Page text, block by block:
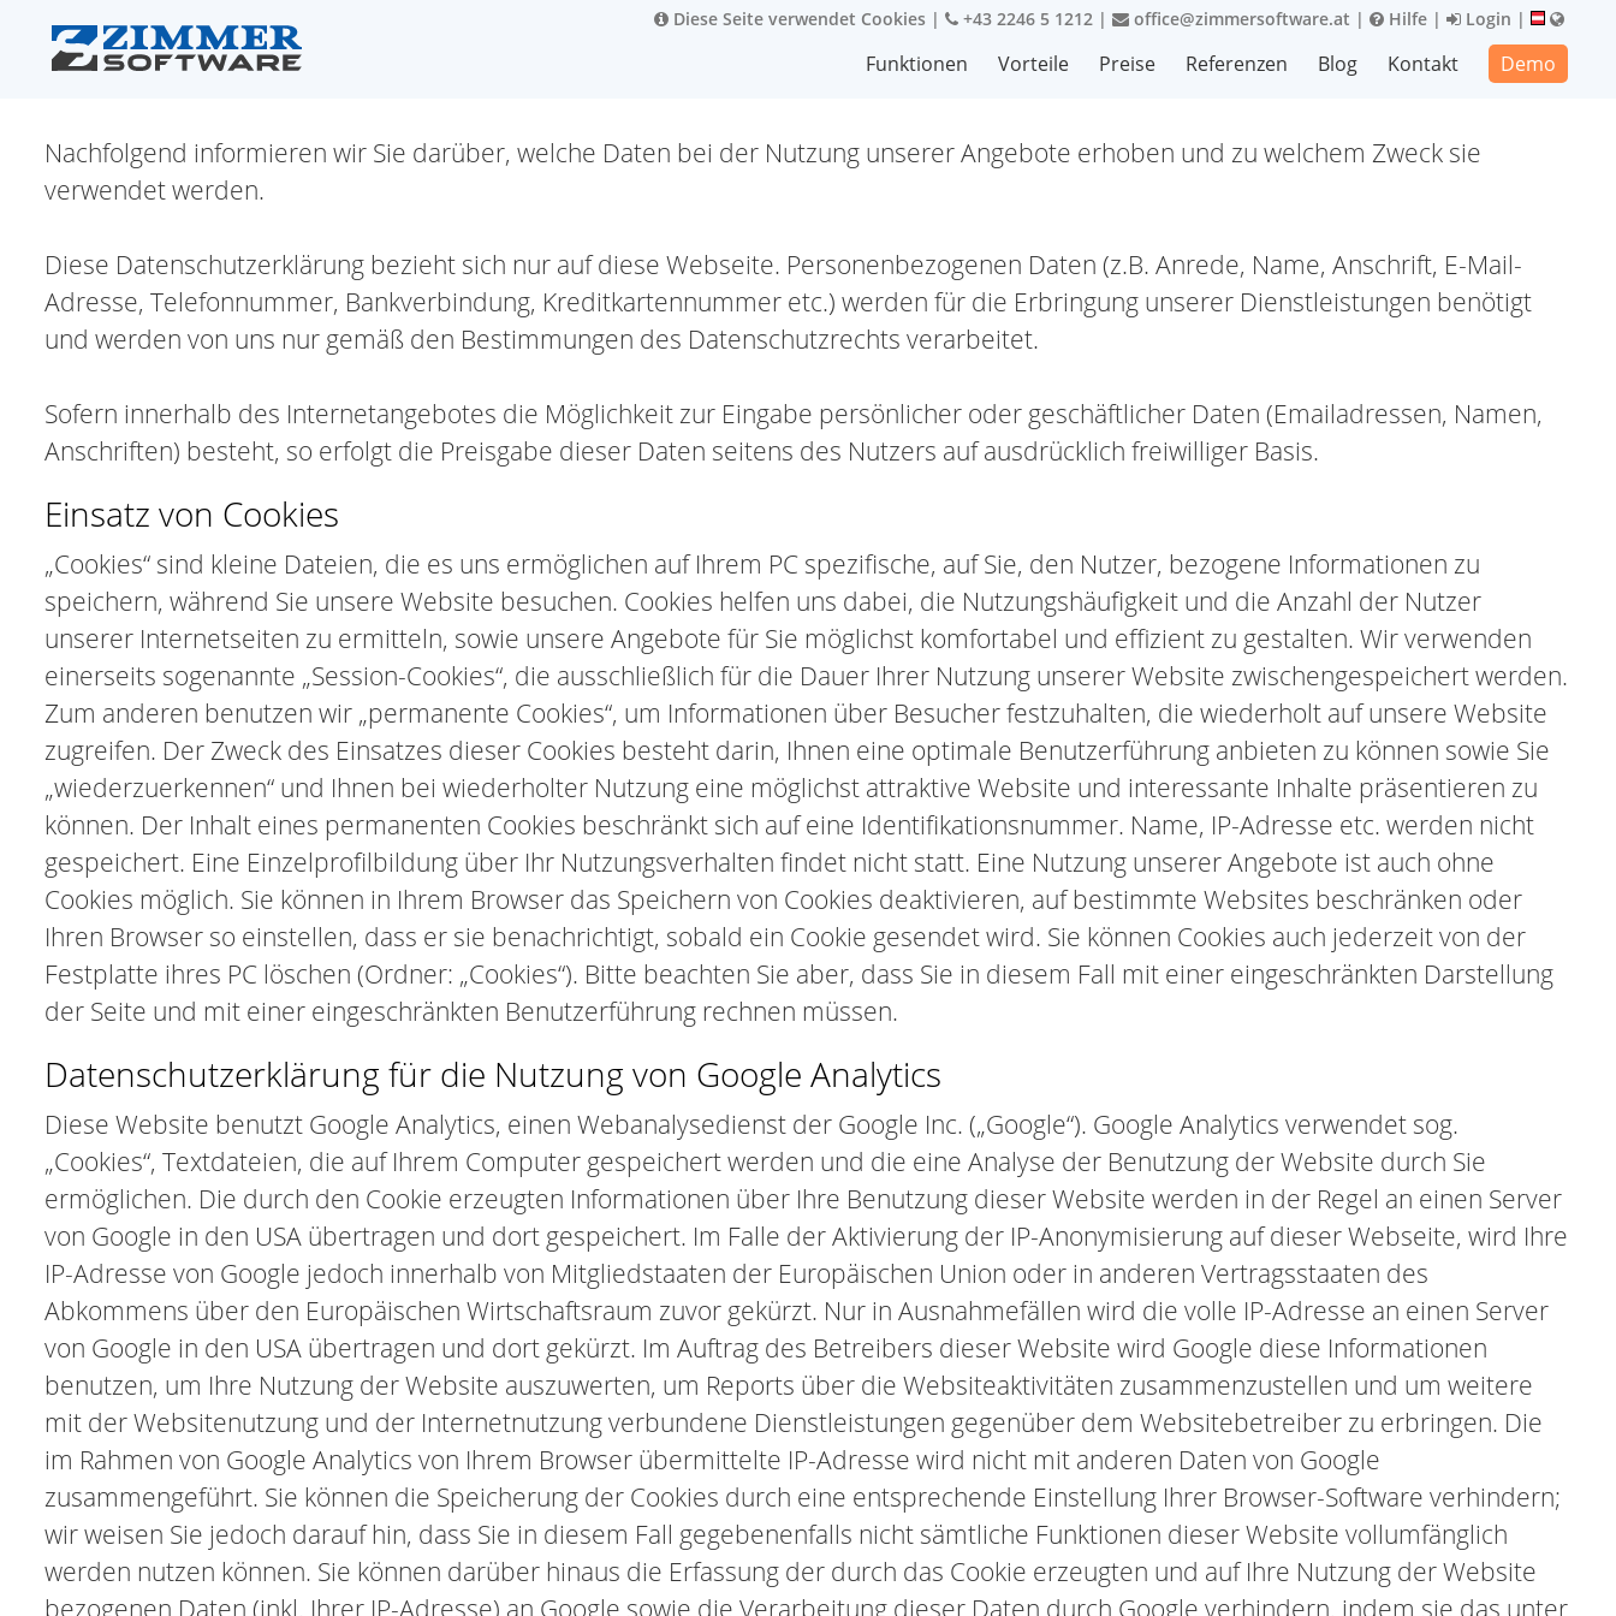
Diese Seite verwendet Cookies | +43 2246 5 1212 | office@zimmersoftware.at | Hilfe | Login |
Funktionen Vorteile Preise Referenzen Blog Kontakt Demo
Nachfolgend informieren wir Sie darüber, welche Daten bei der Nutzung unserer Angebote erhoben und zu welchem Zweck sie
verwendet werden.
Diese Datenschutzerklärung bezieht sich nur auf diese Webseite. Personenbezogenen Daten (z.B. Anrede, Name, Anschrift, E-Mail-
Adresse, Telefonnummer, Bankverbindung, Kreditkartennummer etc.) werden für die Erbringung unserer Dienstleistungen benötigt
und werden von uns nur gemäß den Bestimmungen des Datenschutzrechts verarbeitet.
Sofern innerhalb des Internetangebotes die Möglichkeit zur Eingabe persönlicher oder geschäftlicher Daten (Emailadressen, Namen,
Anschriften) besteht, so erfolgt die Preisgabe dieser Daten seitens des Nutzers auf ausdrücklich freiwilliger Basis.
Einsatz von Cookies
„Cookies“ sind kleine Dateien, die es uns ermöglichen auf Ihrem PC spezifische, auf Sie, den Nutzer, bezogene Informationen zu
speichern, während Sie unsere Website besuchen. Cookies helfen uns dabei, die Nutzungshäufigkeit und die Anzahl der Nutzer
unserer Internetseiten zu ermitteln, sowie unsere Angebote für Sie möglichst komfortabel und effizient zu gestalten. Wir verwenden
einerseits sogenannte „Session-Cookies“, die ausschließlich für die Dauer Ihrer Nutzung unserer Website zwischengespeichert werden.
Zum anderen benutzen wir „permanente Cookies“, um Informationen über Besucher festzuhalten, die wiederholt auf unsere Website
zugreifen. Der Zweck des Einsatzes dieser Cookies besteht darin, Ihnen eine optimale Benutzerführung anbieten zu können sowie Sie
„wiederzuerkennen“ und Ihnen bei wiederholter Nutzung eine möglichst attraktive Website und interessante Inhalte präsentieren zu
können. Der Inhalt eines permanenten Cookies beschränkt sich auf eine Identifikationsnummer. Name, IP-Adresse etc. werden nicht
gespeichert. Eine Einzelprofilbildung über Ihr Nutzungsverhalten findet nicht statt. Eine Nutzung unserer Angebote ist auch ohne
Cookies möglich. Sie können in Ihrem Browser das Speichern von Cookies deaktivieren, auf bestimmte Websites beschränken oder
Ihren Browser so einstellen, dass er sie benachrichtigt, sobald ein Cookie gesendet wird. Sie können Cookies auch jederzeit von der
Festplatte ihres PC löschen (Ordner: „Cookies“). Bitte beachten Sie aber, dass Sie in diesem Fall mit einer eingeschränkten Darstellung
der Seite und mit einer eingeschränkten Benutzerführung rechnen müssen.
Datenschutzerklärung für die Nutzung von Google Analytics
Diese Website benutzt Google Analytics, einen Webanalysedienst der Google Inc. („Google“). Google Analytics verwendet sog.
„Cookies“, Textdateien, die auf Ihrem Computer gespeichert werden und die eine Analyse der Benutzung der Website durch Sie
ermöglichen. Die durch den Cookie erzeugten Informationen über Ihre Benutzung dieser Website werden in der Regel an einen Server
von Google in den USA übertragen und dort gespeichert. Im Falle der Aktivierung der IP-Anonymisierung auf dieser Webseite, wird Ihre
IP-Adresse von Google jedoch innerhalb von Mitgliedstaaten der Europäischen Union oder in anderen Vertragsstaaten des
Abkommens über den Europäischen Wirtschaftsraum zuvor gekürzt. Nur in Ausnahmefällen wird die volle IP-Adresse an einen Server
von Google in den USA übertragen und dort gekürzt. Im Auftrag des Betreibers dieser Website wird Google diese Informationen
benutzen, um Ihre Nutzung der Website auszuwerten, um Reports über die Websiteaktivitäten zusammenzustellen und um weitere
mit der Websitenutzung und der Internetnutzung verbundene Dienstleistungen gegenüber dem Websitebetreiber zu erbringen. Die
im Rahmen von Google Analytics von Ihrem Browser übermittelte IP-Adresse wird nicht mit anderen Daten von Google
zusammengeführt. Sie können die Speicherung der Cookies durch eine entsprechende Einstellung Ihrer Browser-Software verhindern;
wir weisen Sie jedoch darauf hin, dass Sie in diesem Fall gegebenenfalls nicht sämtliche Funktionen dieser Website vollumfänglich
werden nutzen können. Sie können darüber hinaus die Erfassung der durch das Cookie erzeugten und auf Ihre Nutzung der Website
bezogenen Daten (inkl. Ihrer IP-Adresse) an Google sowie die Verarbeitung dieser Daten durch Google verhindern, indem sie das unter